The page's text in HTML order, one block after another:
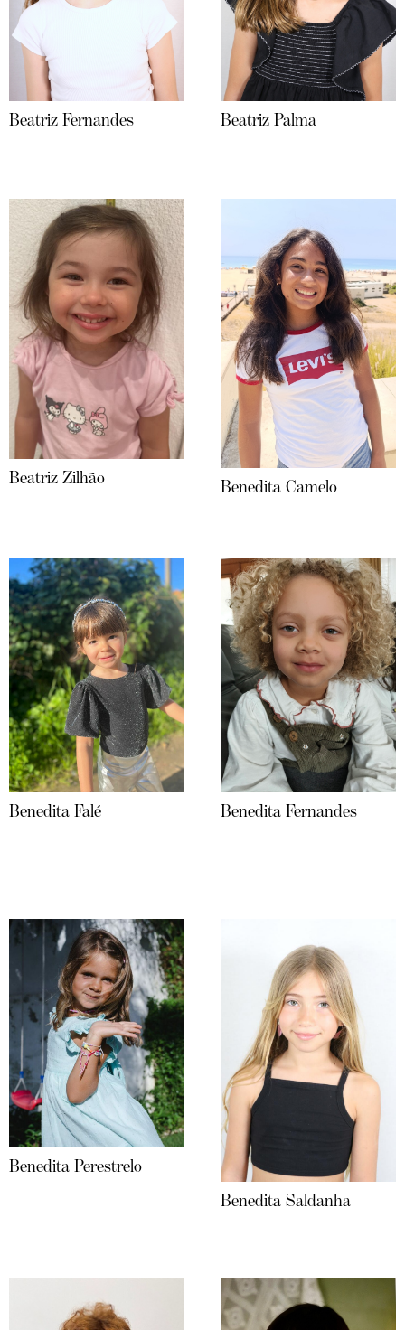
Beatriz Fernandes Beatriz Palma
Beatriz Zilhão Benedita Camelo
Benedita Falé Benedita Fernandes
Benedita Perestrelo
Benedita Saldanha